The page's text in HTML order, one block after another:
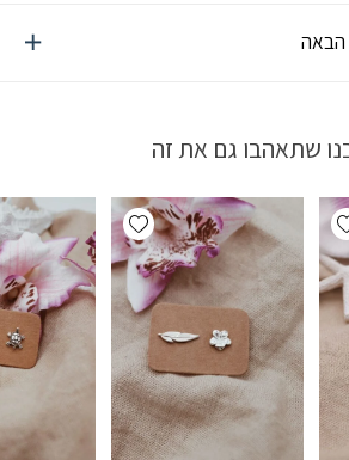
הבאה
שתאהבו גם את זה
Add wishlist
Add wishlist